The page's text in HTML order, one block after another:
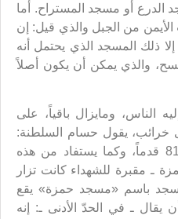
أو مسجد المستراح. أما
الأيمن من الجبل والذي قيل: إن
ذلك المسجد الذي يحتمل أنه
والذي يمكن أن يكون أصلاً
الناس، ومايزال باقياً، على
خرائب، يقول حسام السلطنة:
إنه يبعد عن مقبرة الشهداء 816 قدماً، وكما يستفاد من هذه
ـ مقبرة للشهداء كانت تزار
باسم «مسجد حمزة» يقع
ـ في الحدّ الأدنى ـ: إنه